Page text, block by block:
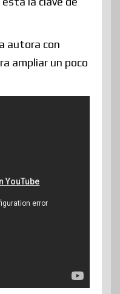
autora con
ampliar un poco